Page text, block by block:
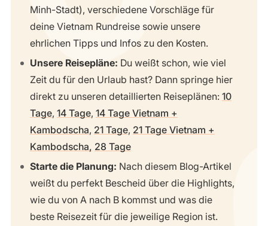
Minh-Stadt), verschiedene Vorschläge für
deine Vietnam Rundreise sowie unsere
ehrlichen Tipps und Infos zu den Kosten.
Unsere Reisepläne: Du weißt schon, wie viel
Zeit du für den Urlaub hast? Dann springe hier
direkt zu unseren detaillierten Reiseplänen: 10
Tage, 14 Tage, 14 Tage Vietnam +
Kambodscha, 21 Tage, 21 Tage Vietnam +
Kambodscha, 28 Tage
Starte die Planung: Nach diesem Blog-Artikel
weißt du perfekt Bescheid über die Highlights,
wie du von A nach B kommst und was die
beste Reisezeit für die jeweilige Region ist.